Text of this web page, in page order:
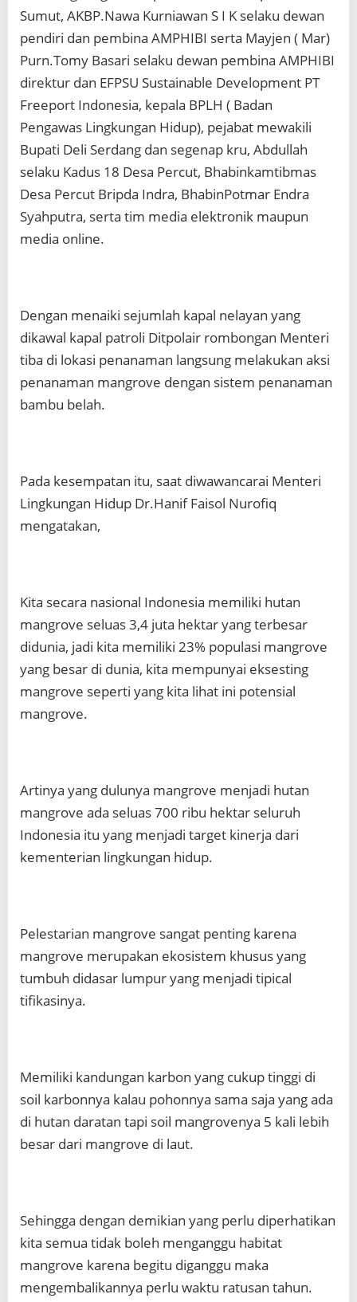
t
Sumut, AKBP.Nawa Kurniawan S I K selaku dewan
pendiri dan pembina AMPHIBI serta Mayjen ( Mar)
Purn.Tomy Basari selaku dewan pembina AMPHIBI
direktur dan EFPSU Sustainable Development PT
Freeport Indonesia, kepala BPLH ( Badan
Pengawas Lingkungan Hidup), pejabat mewakili
Bupati Deli Serdang dan segenap kru, Abdullah
selaku Kadus 18 Desa Percut, Bhabinkamtibmas
Desa Percut Bripda Indra, BhabinPotmar Endra
Syahputra, serta tim media elektronik maupun
media online.
Dengan menaiki sejumlah kapal nelayan yang
dikawal kapal patroli Ditpolair rombongan Menteri
tiba di lokasi penanaman langsung melakukan aksi
penanaman mangrove dengan sistem penanaman
bambu belah.
Pada kesempatan itu, saat diwawancarai Menteri
Lingkungan Hidup Dr.Hanif Faisol Nurofiq
mengatakan,
Kita secara nasional Indonesia memiliki hutan
mangrove seluas 3,4 juta hektar yang terbesar
didunia, jadi kita memiliki 23% populasi mangrove
yang besar di dunia, kita mempunyai eksesting
mangrove seperti yang kita lihat ini potensial
mangrove.
Artinya yang dulunya mangrove menjadi hutan
mangrove ada seluas 700 ribu hektar seluruh
Indonesia itu yang menjadi target kinerja dari
kementerian lingkungan hidup.
Pelestarian mangrove sangat penting karena
mangrove merupakan ekosistem khusus yang
tumbuh didasar lumpur yang menjadi tipical
tifikasinya.
Memiliki kandungan karbon yang cukup tinggi di
soil karbonnya kalau pohonnya sama saja yang ada
di hutan daratan tapi soil mangrovenya 5 kali lebih
besar dari mangrove di laut.
Sehingga dengan demikian yang perlu diperhatikan
kita semua tidak boleh menganggu habitat
mangrove karena begitu diganggu maka
mengembalikannya perlu waktu ratusan tahun.